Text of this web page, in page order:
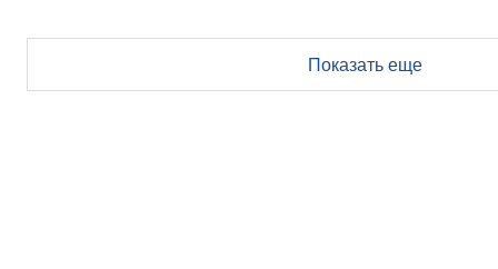
Показать еще